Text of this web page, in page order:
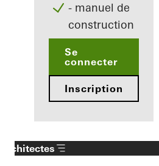
- manuel de
construction
Se
connecter
Inscription
Architectes